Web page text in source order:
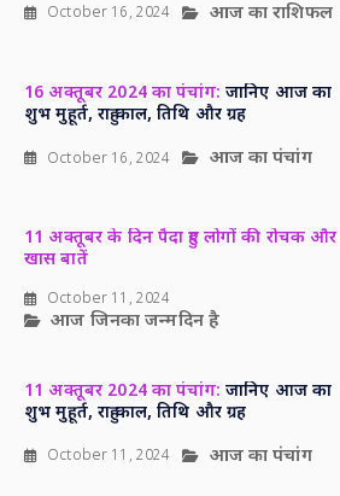
October 16, 2024 आज का राशिफल
16 अक्तूबर 2024 का पंचांग: जानिए आज का
शुभ मुहूर्त, राहु काल, तिथि और ग्रह
October 16, 2024 आज का पंचांग
11 अक्तूबर के दिन पैदा हुए लोगों की रोचक और
खास बातें
October 11, 2024
आज जिनका जन्मदिन है
11 अक्तूबर 2024 का पंचांग: जानिए आज का
शुभ मुहूर्त, राहु काल, तिथि और ग्रह
October 11, 2024 आज का पंचांग